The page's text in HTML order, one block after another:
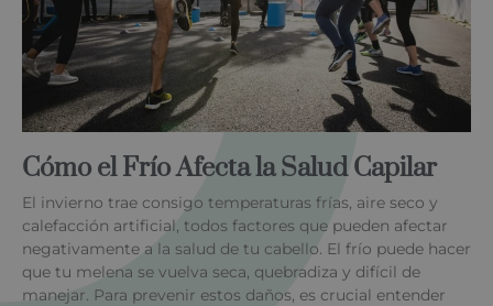
Cómo el Frío Afecta la Salud Capilar
El invierno trae consigo temperaturas frías, aire seco y
calefacción artificial, todos factores que pueden afectar
negativamente a la salud de tu cabello. El frío puede hacer
que tu melena se vuelva seca, quebradiza y difícil de
manejar. Para prevenir estos daños, es crucial entender